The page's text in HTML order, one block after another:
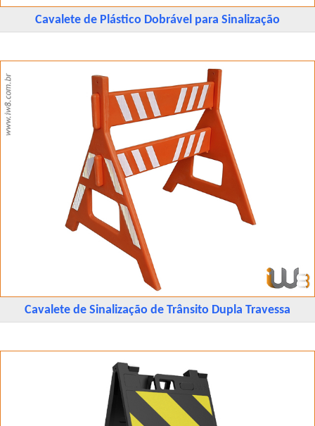
Cavalete de Plástico Dobrável para Sinalização
Cavalete de Sinalização de Trânsito Dupla Travessa